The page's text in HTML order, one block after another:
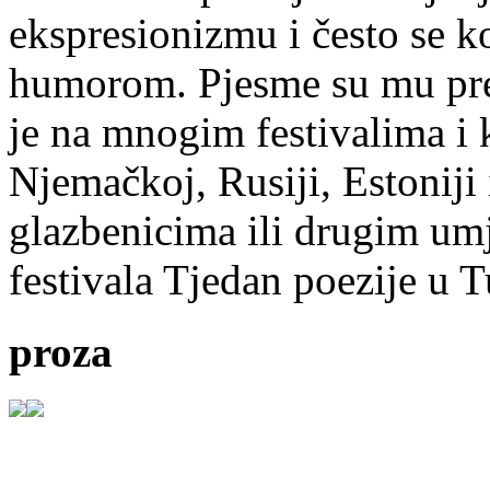
ekspresionizmu i često se
humorom. Pjesme su mu
je na mnogim festivalima i
Njemačkoj, Rusiji, Estoniji
glazbenicima ili drugim
festivala Tjedan poezije u
proza